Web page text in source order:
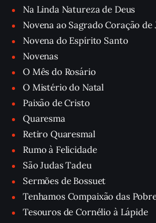
Na Linda Natureza de Deus
Novena ao Sagrado Coração de
Novena do Espírito Santo
Novenas
O Mês do Rosário
O Mistério do Natal
Paixão de Cristo
Quaresma
Retiro Quaresmal
Rumo à Felicidade
São Judas Tadeu
Sermões de Bossuet
Tenhamos Compaixão das
Tesouros de Cornélio à Lápide